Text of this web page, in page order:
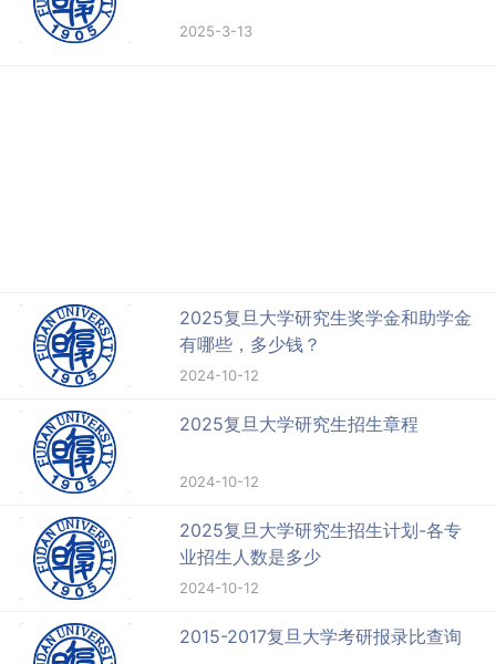
2025-3-13
2025复旦大学研究生奖学金和助学金
有哪些，多少钱？
2024-10-12
2025复旦大学研究生招生章程
2024-10-12
2025复旦大学研究生招生计划-各专
业招生人数是多少
2024-10-12
2015-2017复旦大学考研报录比查询